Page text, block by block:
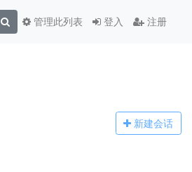
登入 注册
管理此列表
新建会话